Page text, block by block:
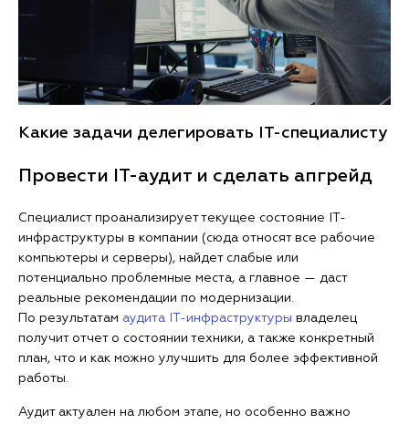
Какие задачи делегировать IT-специалисту
Провести IT-аудит и сделать апгрейд
Специалист проанализирует текущее состояние IT-
инфраструктуры в компании (сюда относят все рабочие
компьютеры и серверы), найдет слабые или
потенциально проблемные места, а главное — даcт
реальные рекомендации по модернизации.
По результатам аудита IT-инфраструктуры владелец
получит отчет о состоянии техники, а также конкретный
план, что и как можно улучшить для более эффективной
работы.
Аудит актуален на любом этапе, но особенно важно